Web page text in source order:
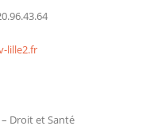
lille2.fr
Droit et Santé